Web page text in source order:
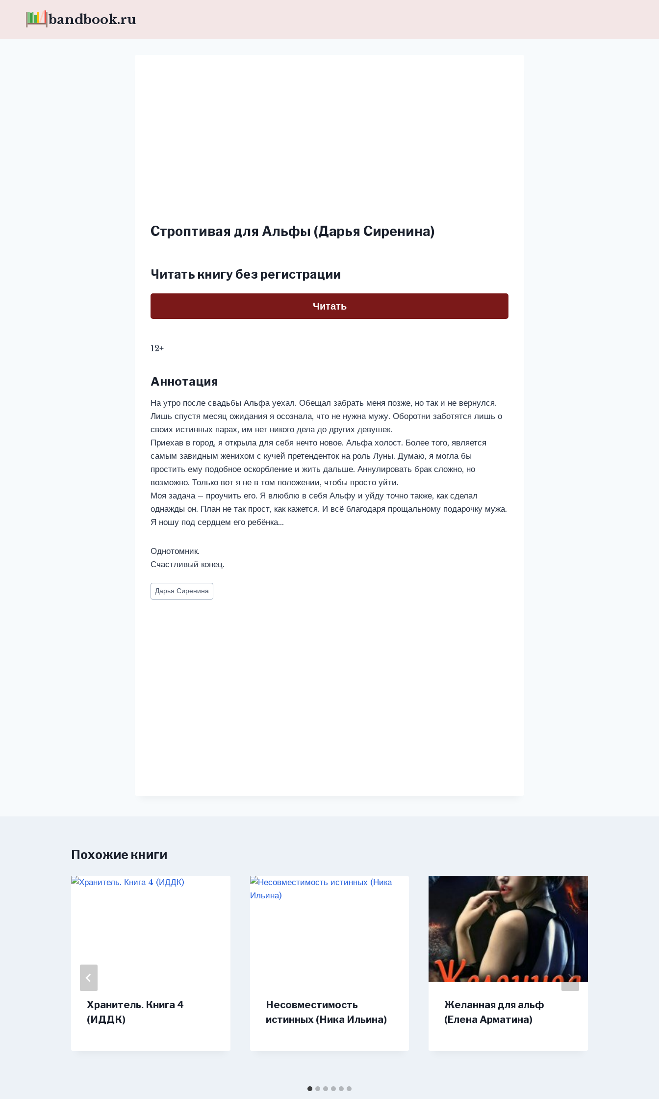
bandbook.ru
Строптивая для Альфы (Дарья Сиренина)
Читать книгу без регистрации
Читать
12+
Аннотация
На утро после свадьбы Альфа уехал. Обещал забрать меня позже, но так и не вернулся.
Лишь спустя месяц ожидания я осознала, что не нужна мужу. Оборотни заботятся лишь о
своих истинных парах, им нет никого дела до других девушек.
Приехав в город, я открыла для себя нечто новое. Альфа холост. Более того, является
самым завидным женихом с кучей претенденток на роль Луны. Думаю, я могла бы
простить ему подобное оскорбление и жить дальше. Аннулировать брак сложно, но
возможно. Только вот я не в том положении, чтобы просто уйти.
Моя задача – проучить его. Я влюблю в себя Альфу и уйду точно также, как сделал
однажды он. План не так прост, как кажется. И всё благодаря прощальному подарочку мужа.
Я ношу под сердцем его ребёнка…
Однотомник.
Счастливый конец.
Метки
записи:
Дарья Сиренина
Похожие книги
Хранитель. Книга 4
(ИДДК)
Несовместимость
истинных (Ника Ильина)
Желанная для альф
(Елена Арматина)